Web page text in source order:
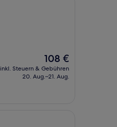
Der
Preis
beträgt
108 €
inkl. Steuern & Gebühren
20. Aug.–21. Aug.